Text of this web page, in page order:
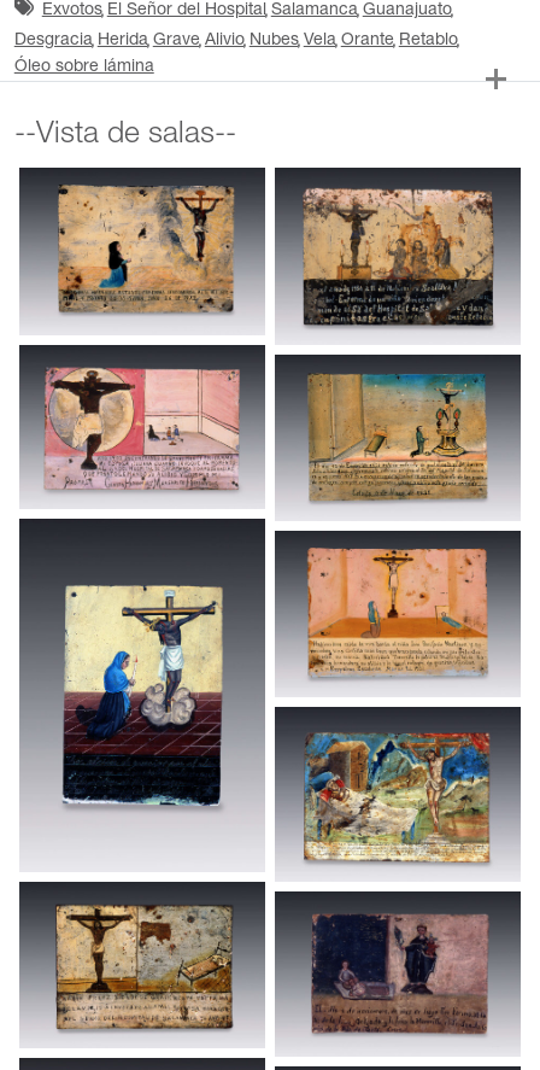
Exvotos El Señor del Hospital Salamanca Guanajuato
Desgracia Herida Grave Alivio Nubes Vela Orante Retablo
Óleo sobre lámina
--Vista de salas--